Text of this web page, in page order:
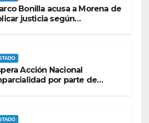
Bonilla acusa a Morena de
justicia según
Acción Nacional
por parte de